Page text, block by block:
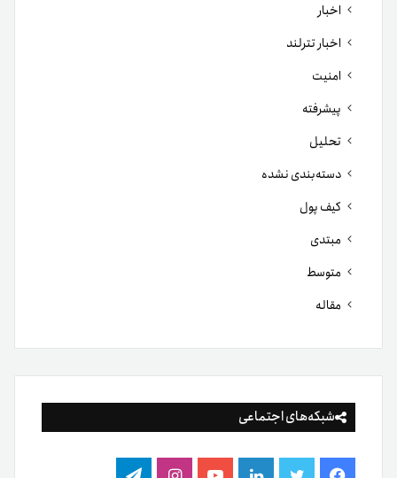
اخبار
اخبار تترلند
امنیت
پیشرفته
تحلیل
دسته‌بندی نشده
کیف پول
مبتدی
متوسط
مقاله
شبکه‌های اجتماعی